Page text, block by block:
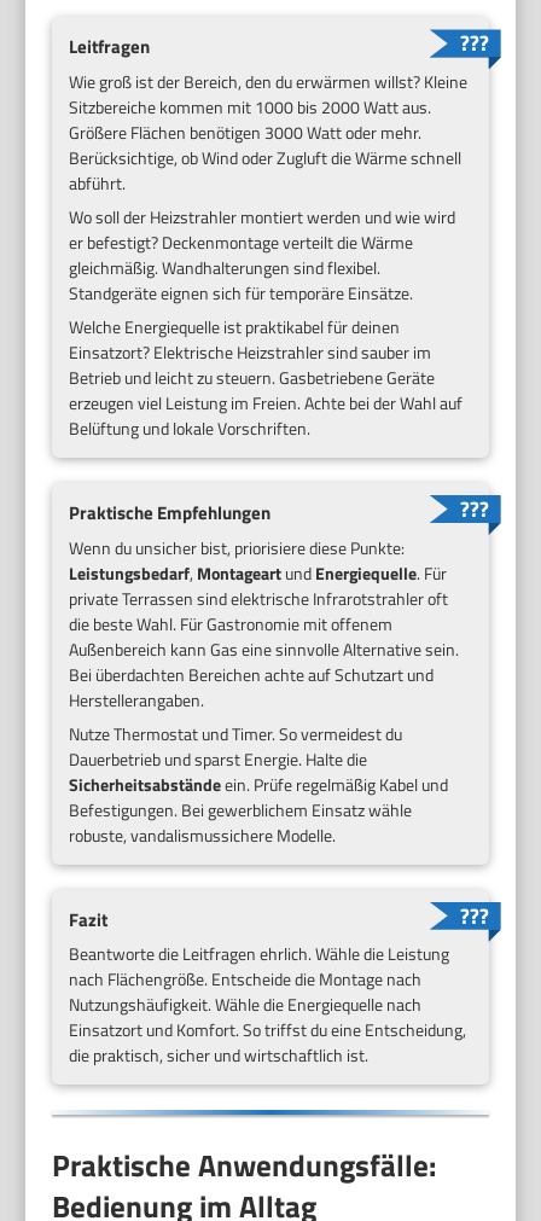
Leitfragen
Wie groß ist der Bereich, den du erwärmen willst? Kleine
Sitzbereiche kommen mit 1000 bis 2000 Watt aus.
Größere Flächen benötigen 3000 Watt oder mehr.
Berücksichtige, ob Wind oder Zugluft die Wärme schnell
abführt.
Wo soll der Heizstrahler montiert werden und wie wird
er befestigt? Deckenmontage verteilt die Wärme
gleichmäßig. Wandhalterungen sind flexibel.
Standgeräte eignen sich für temporäre Einsätze.
Welche Energiequelle ist praktikabel für deinen
Einsatzort? Elektrische Heizstrahler sind sauber im
Betrieb und leicht zu steuern. Gasbetriebene Geräte
erzeugen viel Leistung im Freien. Achte bei der Wahl auf
Belüftung und lokale Vorschriften.
Praktische Empfehlungen
Wenn du unsicher bist, priorisiere diese Punkte:
Leistungsbedarf, MontageartundEnergiequelle. Für
private Terrassen sind elektrische Infrarotstrahler oft
die beste Wahl. Für Gastronomie mit offenem
Außenbereich kann Gas eine sinnvolle Alternative sein.
Bei überdachten Bereichen achte auf Schutzart und
Herstellerangaben.
Nutze Thermostat und Timer. So vermeidest du
Dauerbetrieb und sparst Energie. Halte die
Sicherheitsabständeein. Prüfe regelmäßig Kabel und
Befestigungen. Bei gewerblichem Einsatz wähle
robuste, vandalismussichere Modelle.
Fazit
Beantworte die Leitfragen ehrlich. Wähle die Leistung
nach Flächengröße. Entscheide die Montage nach
Nutzungshäufigkeit. Wähle die Energiequelle nach
Einsatzort und Komfort. So triffst du eine Entscheidung,
die praktisch, sicher und wirtschaftlich ist.
Praktische Anwendungsfälle:
Bedienung im Alltag